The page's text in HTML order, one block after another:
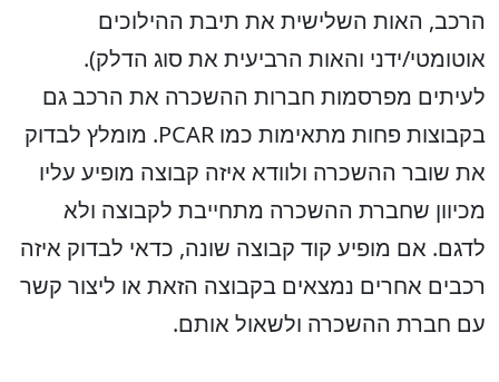
הרכב, האות השלישית את תיבת ההילוכים
אוטומטי/ידני והאות הרביעית את סוג הדלק).
לעיתים מפרסמות חברות ההשכרה את הרכב גם
בקבוצות פחות מתאימות כמו PCAR. מומלץ לבדוק
את שובר ההשכרה ולוודא איזה קבוצה מופיע עליו
מכיוון שחברת ההשכרה מתחייבת לקבוצה ולא
לדגם. אם מופיע קוד קבוצה שונה, כדאי לבדוק איזה
רכבים אחרים נמצאים בקבוצה הזאת או ליצור קשר
עם חברת ההשכרה ולשאול אותם.